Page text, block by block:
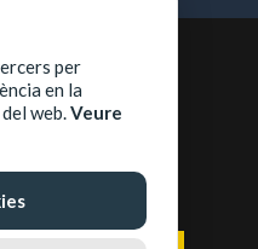
per
en la
web.Veure